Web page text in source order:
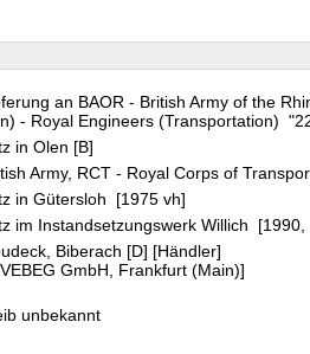
an BAOR - British Army of the
- Royal Engineers (Transportation)
in Olen [B]
Army, RCT - Royal Corps of
in Gütersloh [1975 vh]
im Instandsetzungswerk Willich [1990,
Biberach [D] [Händler]
GmbH, Frankfurt (Main)]
unbekannt